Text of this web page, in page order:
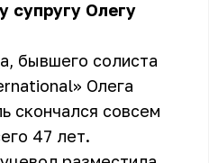
супругу Олегу
бывшего солиста
Олега
скончался совсем
47 лет.